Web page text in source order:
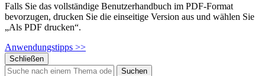
Falls Sie das vollständige Benutzerhandbuch im PDF-Format
bevorzugen, drucken Sie die einseitige Version aus und wählen Sie
„Als PDF drucken“.
Anwendungstipps >>
Schließen
Suchen